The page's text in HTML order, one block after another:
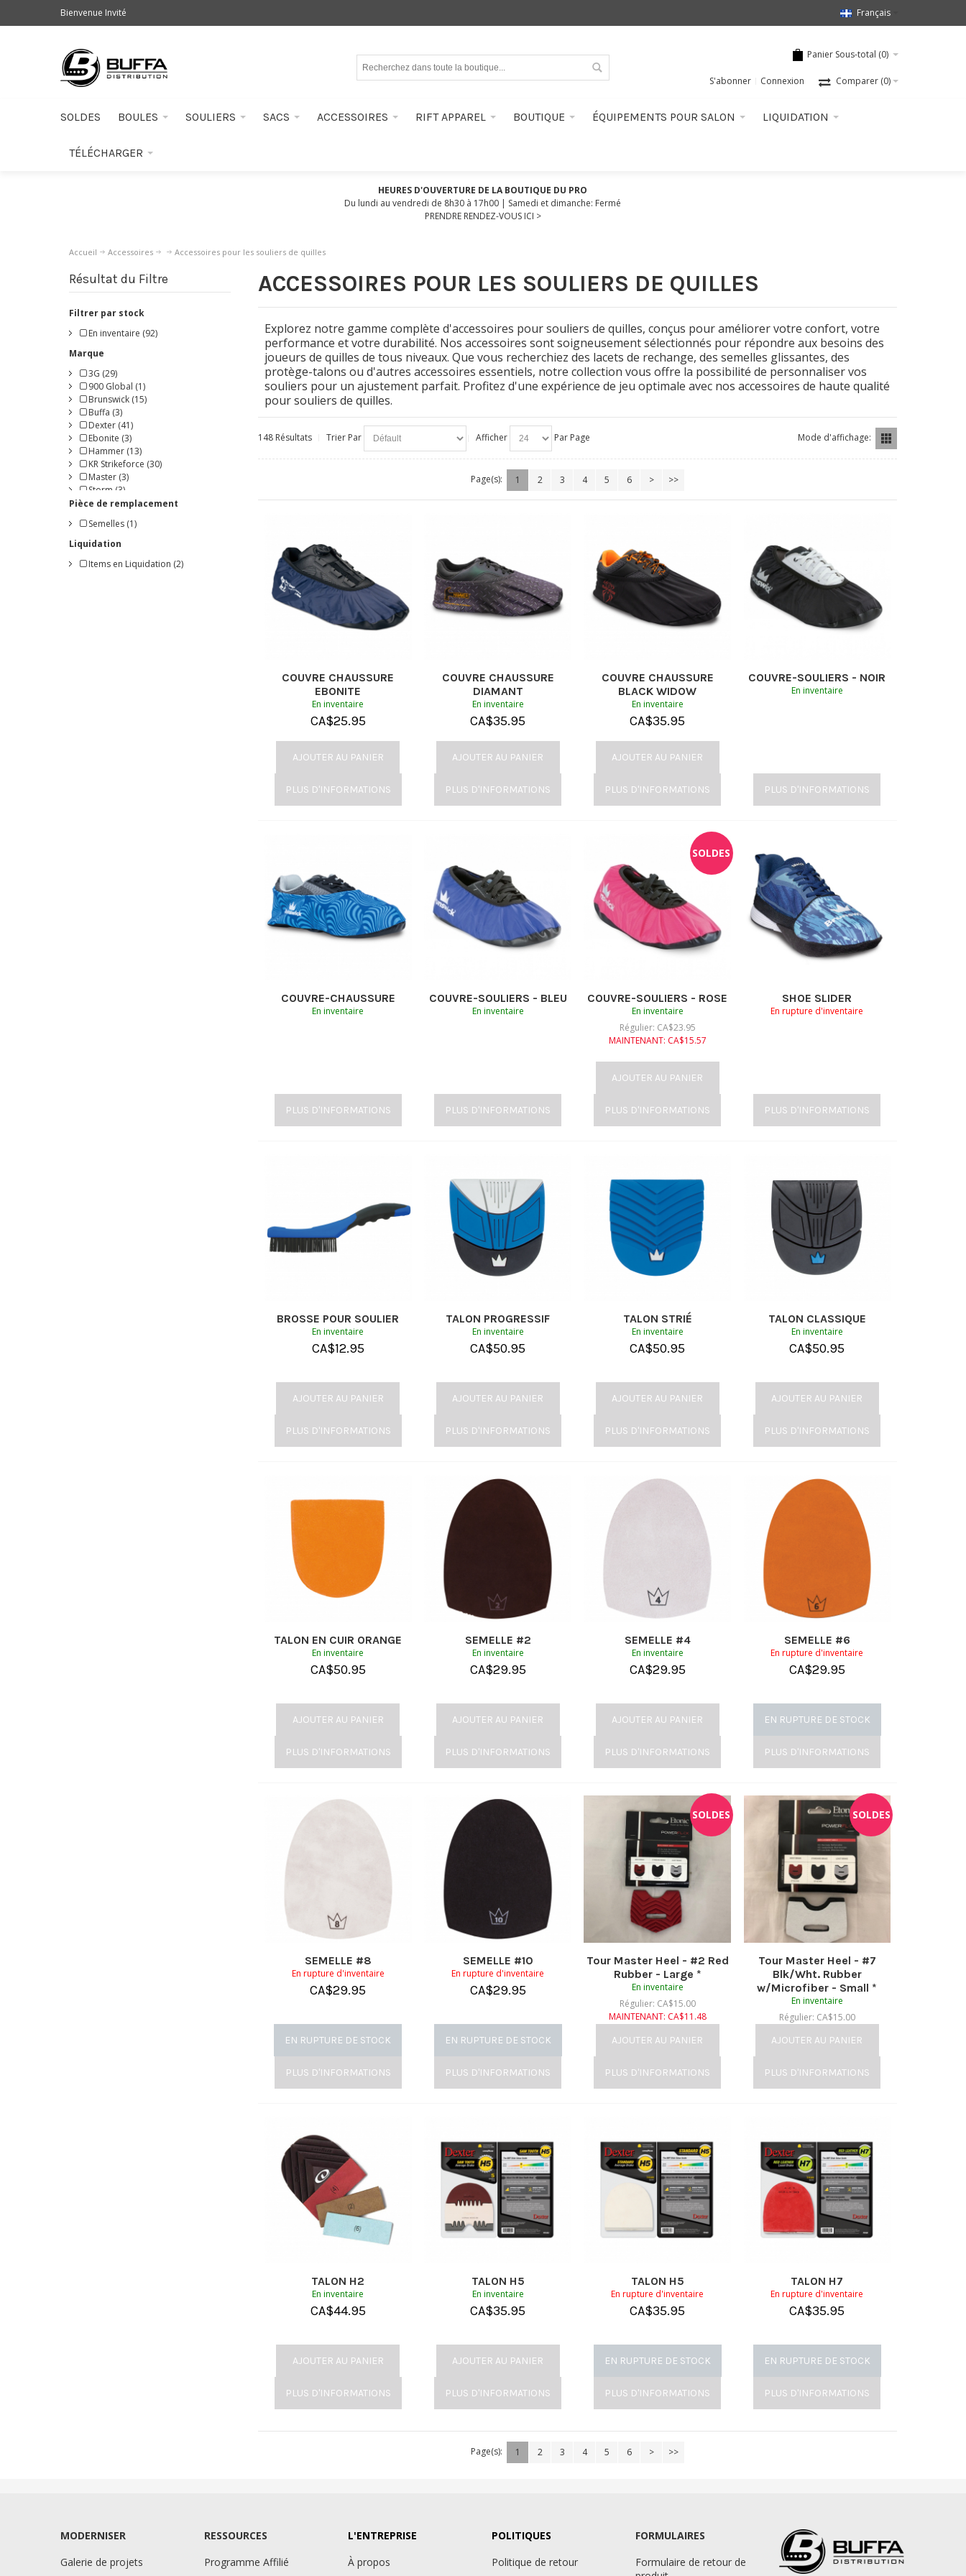
Bienvenue Invité Français
Panier Sous-total (0)
Comparer (0)
S'abonner Connexion
SOLDES BOULES SOULIERS SACS ACCESSOIRES RIFT APPAREL BOUTIQUE ÉQUIPEMENTS POUR SALON LIQUIDATION
TÉLÉCHARGER
HEURES D'OUVERTURE DE LA BOUTIQUE DU PRO
Du lundi au vendredi de 8h30 à 17h00 | Samedi et dimanche: Fermé
PRENDRE RENDEZ-VOUS ICI >
Accueil Accessoires Accessoires pour les souliers de quilles
Résultat du Filtre
Filtrer par stock
En inventaire (92)
Marque
3G (29)
900 Global (1)
Brunswick (15)
Buffa (3)
Dexter (41)
Ebonite (3)
Hammer (13)
KR Strikeforce (30)
Master (3)
Storm (3)
ROBBY'S (1)
Pièce de remplacement
Semelles (1)
Liquidation
Items en Liquidation (2)
ACCESSOIRES POUR LES SOULIERS DE QUILLES
Explorez notre gamme complète d'accessoires pour souliers de quilles, conçus pour améliorer votre confort, votre
performance et votre durabilité. Nos accessoires sont soigneusement sélectionnés pour répondre aux besoins des
joueurs de quilles de tous niveaux. Que vous recherchiez des lacets de rechange, des semelles glissantes, des
protège-talons ou d'autres accessoires essentiels, notre collection vous offre la possibilité de personnaliser vos
souliers pour un ajustement parfait. Profitez d'une expérience de jeu optimale avec nos accessoires de haute qualité
pour souliers de quilles.
148 Résultats Trier Par Afficher Par Page Mode d'affichage:
Page(s): 1 2 3 4 5 6 > >>
COUVRE CHAUSSURE
EBONITE
En inventaire
CA$25.95
AJOUTER AU PANIER
PLUS D'INFORMATIONS
COUVRE CHAUSSURE
DIAMANT
En inventaire
CA$35.95
AJOUTER AU PANIER
PLUS D'INFORMATIONS
COUVRE CHAUSSURE
BLACK WIDOW
En inventaire
CA$35.95
AJOUTER AU PANIER
PLUS D'INFORMATIONS
COUVRE-SOULIERS - NOIR
En inventaire
PLUS D'INFORMATIONS
COUVRE-CHAUSSURE
En inventaire
PLUS D'INFORMATIONS
COUVRE-SOULIERS - BLEU
En inventaire
PLUS D'INFORMATIONS
SOLDES
COUVRE-SOULIERS - ROSE
En inventaire
Régulier: CA$23.95
MAINTENANT: CA$15.57
AJOUTER AU PANIER
PLUS D'INFORMATIONS
SHOE SLIDER
En rupture d'inventaire
PLUS D'INFORMATIONS
BROSSE POUR SOULIER
En inventaire
CA$12.95
AJOUTER AU PANIER
PLUS D'INFORMATIONS
TALON PROGRESSIF
En inventaire
CA$50.95
AJOUTER AU PANIER
PLUS D'INFORMATIONS
TALON STRIÉ
En inventaire
CA$50.95
AJOUTER AU PANIER
PLUS D'INFORMATIONS
TALON CLASSIQUE
En inventaire
CA$50.95
AJOUTER AU PANIER
PLUS D'INFORMATIONS
TALON EN CUIR ORANGE
En inventaire
CA$50.95
AJOUTER AU PANIER
PLUS D'INFORMATIONS
SEMELLE #2
En inventaire
CA$29.95
AJOUTER AU PANIER
PLUS D'INFORMATIONS
SEMELLE #4
En inventaire
CA$29.95
AJOUTER AU PANIER
PLUS D'INFORMATIONS
SEMELLE #6
En rupture d'inventaire
CA$29.95
EN RUPTURE DE STOCK
PLUS D'INFORMATIONS
SEMELLE #8
En rupture d'inventaire
CA$29.95
EN RUPTURE DE STOCK
PLUS D'INFORMATIONS
SEMELLE #10
En rupture d'inventaire
CA$29.95
EN RUPTURE DE STOCK
PLUS D'INFORMATIONS
SOLDES
Tour Master Heel - #2 Red
Rubber - Large *
En inventaire
Régulier: CA$15.00
MAINTENANT: CA$11.48
AJOUTER AU PANIER
PLUS D'INFORMATIONS
SOLDES
Tour Master Heel - #7
Blk/Wht. Rubber
w/Microfiber - Small *
En inventaire
Régulier: CA$15.00
AJOUTER AU PANIER
PLUS D'INFORMATIONS
TALON H2
En inventaire
CA$44.95
AJOUTER AU PANIER
PLUS D'INFORMATIONS
TALON H5
En inventaire
CA$35.95
AJOUTER AU PANIER
PLUS D'INFORMATIONS
TALON H5
En rupture d'inventaire
CA$35.95
EN RUPTURE DE STOCK
PLUS D'INFORMATIONS
TALON H7
En rupture d'inventaire
CA$35.95
EN RUPTURE DE STOCK
PLUS D'INFORMATIONS
Page(s): 1 2 3 4 5 6 > >>
MODERNISER
Galerie de projets
RESSOURCES
Programme Affilié
L'ENTREPRISE
À propos
POLITIQUES
Politique de retour
FORMULAIRES
Formulaire de retour de